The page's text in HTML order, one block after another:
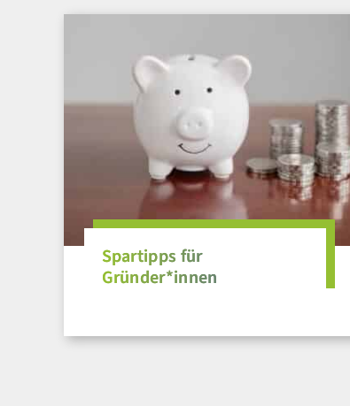
Spartipps für
Gründer*innen